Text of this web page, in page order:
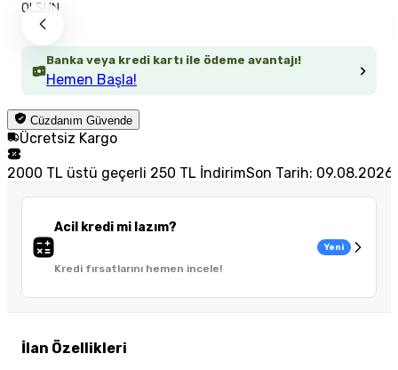
Banka veya kredi kartı ile ödeme avantajı!
Hemen Başla!
Cüzdanım Güvende
Ücretsiz Kargo
2000 TL üstü geçerli 250 TL İndirimSon Tarih: 09.08.2026
Acil kredi mi lazım?
Kredi fırsatlarını hemen incele!
Yeni
İlan Özellikleri
OLSUN